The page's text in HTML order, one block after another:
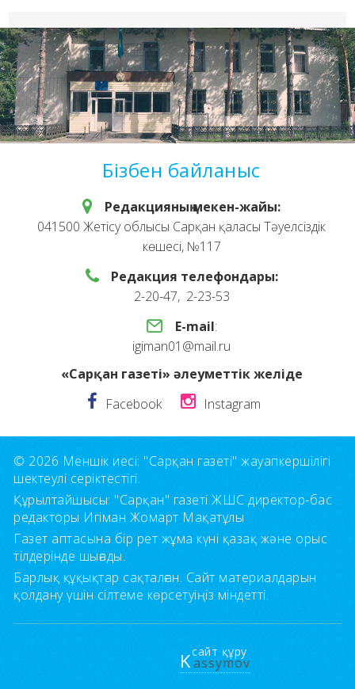
Бізбен байланыс
Редакцияның мекен-жайы:
041500 Жетісу облысы Сарқан қаласы Тәуелсіздік
көшесі, №117
Редакция телефондары:
2-20-47, 2-23-53
E-mail:
igiman01@mail.ru
«Сарқан газеті» әлеуметтік желіде
Facebook
Instagram
© 2026 Меншік иесі: "Сарқан газеті" жауапкершілігі
шектеулі серіктестігі.
Құрылтайшысы: "Сарқан" газеті ЖШС директор-бас
редакторы Игіман Жомарт Мақатұлы
Газет аптасына бір рет жұма күні қазақ және орыс
тілдерінде шығады.
Барлық құқықтар сақталған. Сайт материалдарын
қолдану үшін сілтеме көрсетуіңіз міндетті.
сайт құру
Kassymov